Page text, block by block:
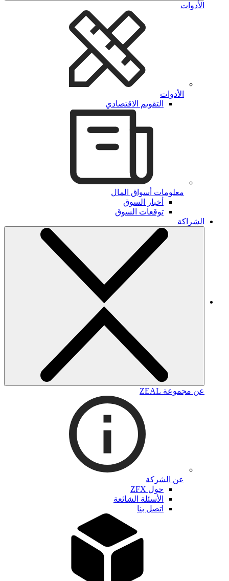
الأدوات
الأدوات
التقويم الاقتصادي
معلومات أسواق المال
أخبار السوق
توقعات السوق
الشراكة
عن مجموعة ZEAL
عن الشركة
حول ZFX
الأسئلة الشائعة
اتصل بنا